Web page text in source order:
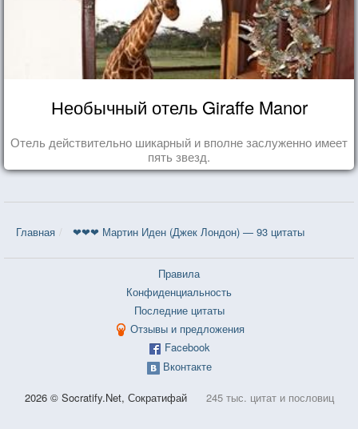
Необычный отель Giraffe Manor
Отель действительно шикарный и вполне заслуженно имеет
пять звезд.
Главная ❤❤❤ Мартин Иден (Джек Лондон) — 93 цитаты
Правила
Конфиденциальность
Последние цитаты
Отзывы и предложения
Facebook
Вконтакте
2026 © Socratify.Net, Сократифай 245 тыс. цитат и пословиц